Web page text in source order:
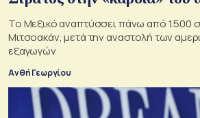
Το Μεξικό αναπτύσσει πάνω από 1.500
Μιτσοακάν, μετά την αναστολή των
εξαγωγών
Ανθή Γεωργίου